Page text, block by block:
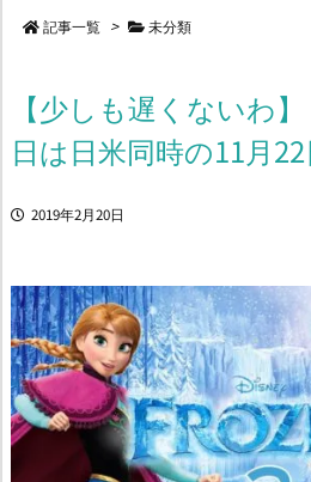
記事一覧 > 未分類
【少しも遅くないわ
日は日米同時の11月22
2019年2月20日